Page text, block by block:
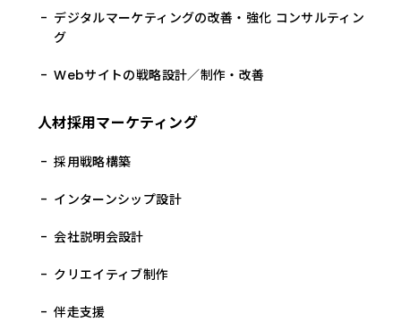
デジタルマーケティングの改善・強化 コンサルティン
グ
Webサイトの戦略設計／制作・改善
人材採用マーケティング
採用戦略構築
インターンシップ設計
会社説明会設計
クリエイティブ制作
伴走支援